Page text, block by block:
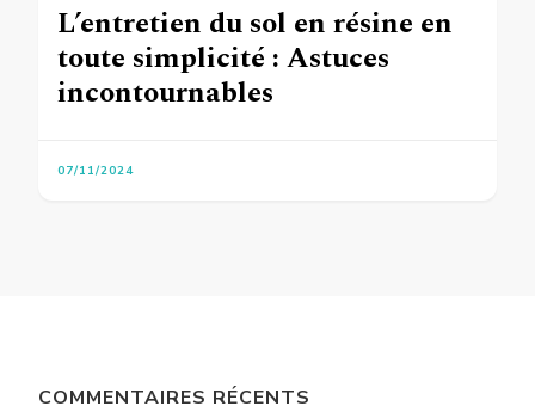
L’entretien du sol en résine en
toute simplicité : Astuces
incontournables
07/11/2024
COMMENTAIRES RÉCENTS